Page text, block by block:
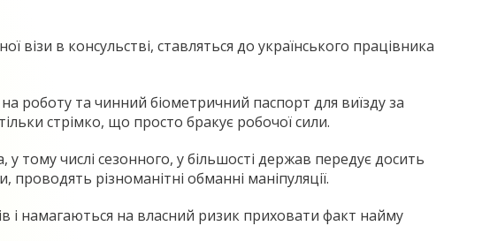
в консульстві, ставляться до українського працівника
роботу та чинний біометричний паспорт для виїзду за
стрімко, що просто бракує робочої сили.
числі сезонного, у більшості держав передує досить
різноманітні обманні маніпуляції.
і намагаються на власний ризик приховати факт найму